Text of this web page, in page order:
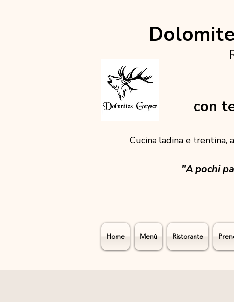
con
Cucina ladina e trentina,
"A pochi
Home Menù Ristorante